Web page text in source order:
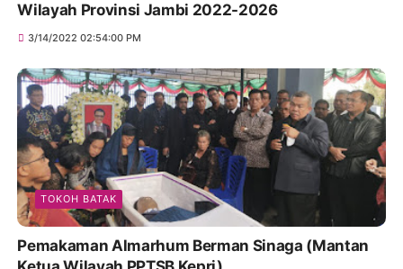
Wilayah Provinsi Jambi 2022-2026
3/14/2022 02:54:00 PM
TOKOH BATAK
Pemakaman Almarhum Berman Sinaga (Mantan